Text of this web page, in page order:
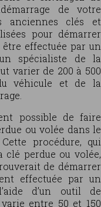
de votre
anciennes clés et
pour démarrer
effectuée par un
spécialiste de la
varier de 200 à 500
véhicule et de la
possible de faire
ou volée dans le
procédure, qui
clé perdue ou volée,
de démarrer
effectuée par un
d’un outil de
entre 50 et 150